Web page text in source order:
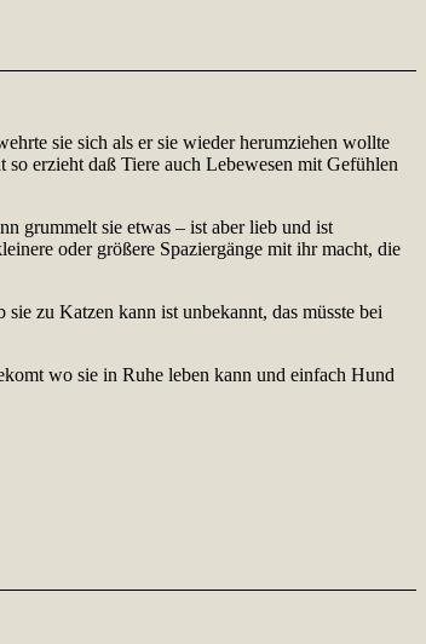
sie sich als er sie wieder herumziehen wollte
erzieht daß Tiere auch Lebewesen mit Gefühlen
grummelt sie etwas – ist aber lieb und ist
oder größere Spaziergänge mit ihr macht, die
zu Katzen kann ist unbekannt, das müsste bei
wo sie in Ruhe leben kann und einfach Hund